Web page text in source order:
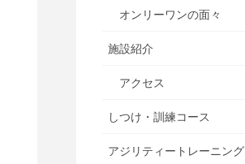
オンリーワンの面々
施設紹介
アクセス
しつけ・訓練コース
アジリティートレーニング